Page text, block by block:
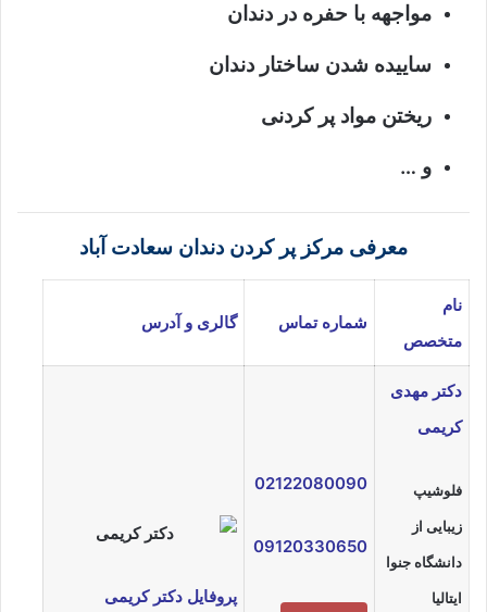
مواجهه با حفره در دندان
ساییده شدن ساختار دندان
ریختن مواد پر کردنی
و …
معرفی مرکز پر کردن دندان سعادت آباد
نام
متخصص
شماره تماس گالری و آدرس
دکتر مهدی
کریمی
فلوشیپ
زیبایی از
دانشگاه جنوا
ایتالیا
02122080090
09120330650
پروفایل دکتر کریمی